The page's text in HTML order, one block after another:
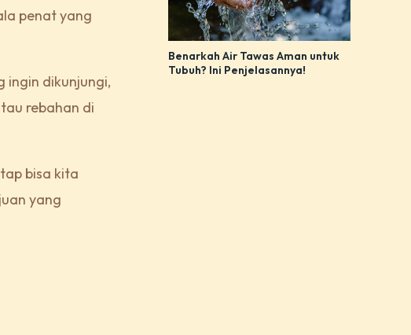
penat yang
ingin dikunjungi,
rebahan di
bisa kita
yang
Benarkah Air Tawas Aman untuk
Tubuh? Ini Penjelasannya!